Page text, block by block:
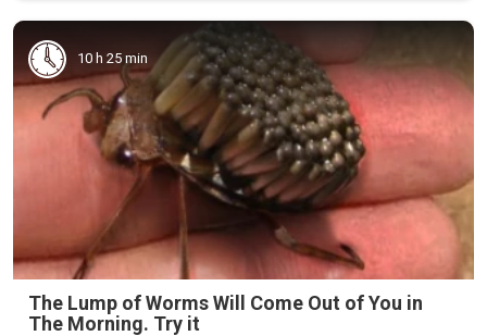
10 h 25 min
The Lump of Worms Will Come Out of You in
The Morning. Try it